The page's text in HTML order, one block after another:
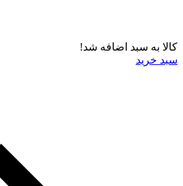
کالا به سبد اضافه شد!
سبد خرید